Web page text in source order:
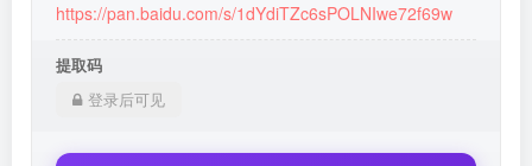
https://pan.baidu.com/s/1dYdiTZc6sPOLNIwe72f69w
提取码
登录后可见